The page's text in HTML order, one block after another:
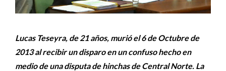
Lucas Teseyra, de 21 años, murió el 6 de Octubre de
2013 al recibir un disparo en un confuso hecho en
medio de una disputa de hinchas de Central Norte. La